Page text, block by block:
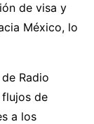
de visa y
México, lo
Radio
de
a los